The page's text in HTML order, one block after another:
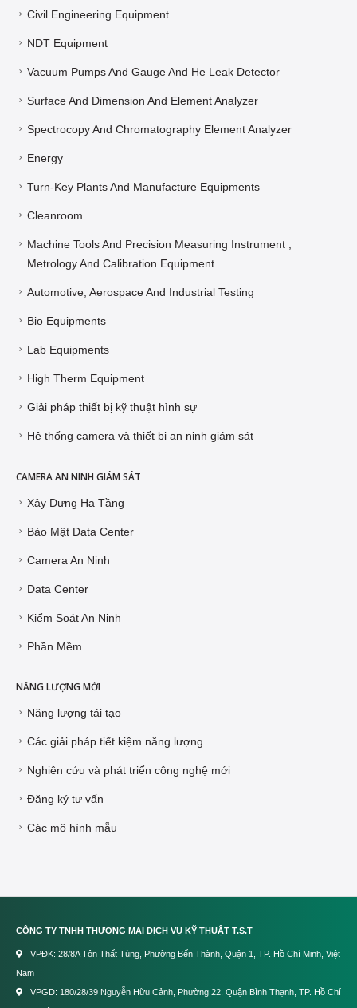
Civil Engineering Equipment
NDT Equipment
Vacuum Pumps And Gauge And He Leak Detector
Surface And Dimension And Element Analyzer
Spectrocopy And Chromatography Element Analyzer
Energy
Turn-Key Plants And Manufacture Equipments
Cleanroom
Machine Tools And Precision Measuring Instrument ,
Metrology And Calibration Equipment
Automotive, Aerospace And Industrial Testing
Bio Equipments
Lab Equipments
High Therm Equipment
Giải pháp thiết bị kỹ thuật hình sự
Hệ thống camera và thiết bị an ninh giám sát
CAMERA AN NINH GIÁM SÁT
Xây Dựng Hạ Tầng
Bảo Mật Data Center
Camera An Ninh
Data Center
Kiểm Soát An Ninh
Phần Mềm
NĂNG LƯỢNG MỚI
Năng lượng tái tạo
Các giải pháp tiết kiệm năng lượng
Nghiên cứu và phát triển công nghệ mới
Đăng ký tư vấn
Các mô hình mẫu
CÔNG TY TNHH THƯƠNG MẠI DỊCH VỤ KỸ THUẬT T.S.T
VPĐK: 28/8A Tôn Thất Tùng, Phường Bến Thành, Quận 1, TP. Hồ Chí Minh, Việt
Nam
VPGD: 180/28/39 Nguyễn Hữu Cảnh, Phường 22, Quận Bình Thạnh, TP. Hồ Chí